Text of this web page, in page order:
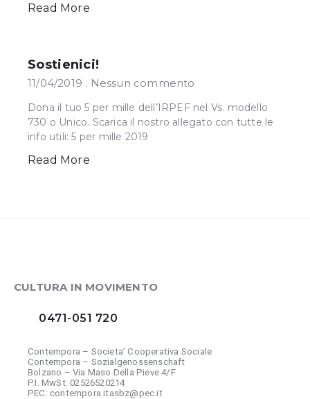
Read More
Sostienici!
11/04/2019 Nessun commento
Dona il tuo 5 per mille dell’IRPEF nel Vs. modello
730 o Unico. Scarica il nostro allegato con tutte le
info utili: 5 per mille 2019
Read More
CULTURA IN MOVIMENTO
0471-051 720
Contempora – Societa’ Cooperativa Sociale
Contempora – Sozialgenossenschaft
Bolzano – Via Maso Della Pieve 4/F
P.I. MwSt. 02526520214
PEC: contempora.itasbz@pec.it